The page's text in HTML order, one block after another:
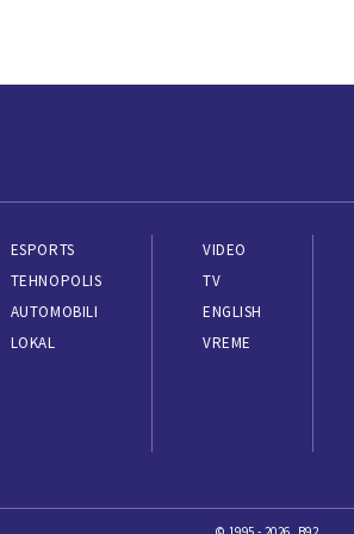
ESPORTS
TEHNOPOLIS
AUTOMOBILI
LOKAL
VIDEO
TV
ENGLISH
VREME